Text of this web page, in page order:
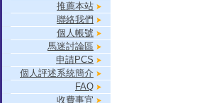
推薦本站
聯絡我們
個人帳號
馬迷討論區
申請PCS
個人評述系統簡介
FAQ
收費事宜